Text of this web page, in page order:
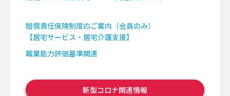
賠償責任保険制度のご案内（会員のみ）
【居宅サービス・居宅介護支援】
職業能力評価基準関連
新型コロナ関連情報